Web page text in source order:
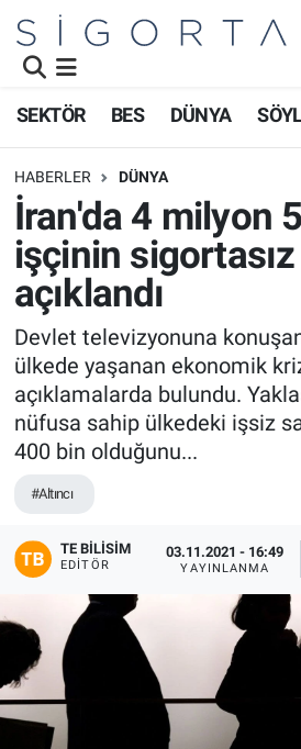
SEKTÖR BES DÜNYA
HABERLER DÜNYA
İran'da 4 milyon
işçinin sigortasız
açıklandı
Devlet televizyonuna
ülkede yaşanan ekonomik
açıklamalarda bulundu.
nüfusa sahip ülkedeki işsiz
400 bin olduğunu...
#Altıncı
TE BILISIM
EDITÖR
03.11.2021 - 16:49
YAYINLANMA
Namaz Vakitleri
Trafik Durumu
Süper Lig Puan Durumu ve
Tüm Manşetler
Son Dakika Haberleri